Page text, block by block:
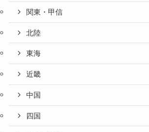
関東・甲信
北陸
東海
近畿
中国
四国